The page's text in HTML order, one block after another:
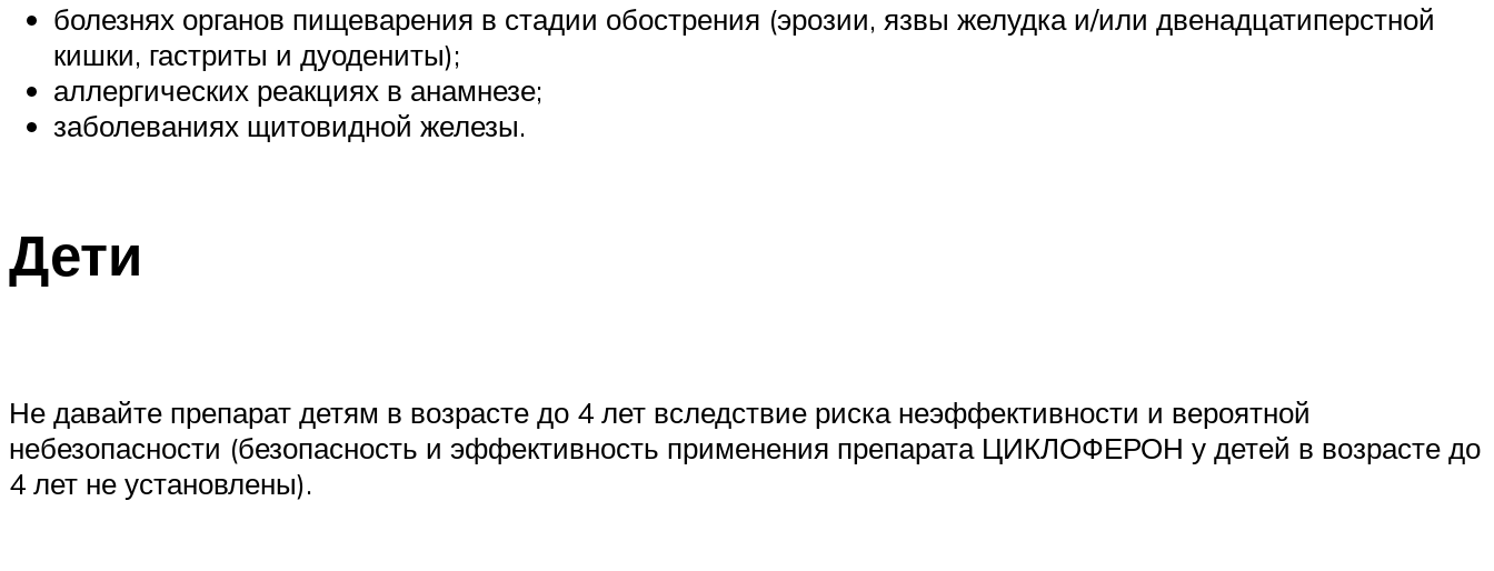
болезнях органов пищеварения в стадии обострения (эрозии, язвы желудка и/или двенадцатиперстной
кишки, гастриты и дуодениты);
аллергических реакциях в анамнезе;
заболеваниях щитовидной железы.
Дети
Не давайте препарат детям в возрасте до 4 лет вследствие риска неэффективности и вероятной
небезопасности (безопасность и эффективность применения препарата ЦИКЛОФЕРОН у детей в возрасте до
4 лет не установлены).